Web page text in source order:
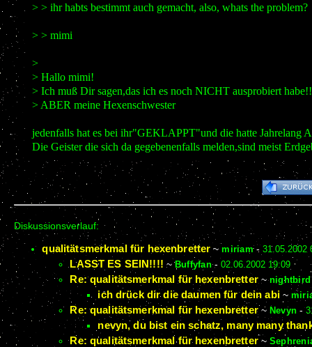
> > ihr habts bestimmt auch gemacht, also, whats the problem?
> > mimi
>
> Hallo mimi!
> Ich muß Dir sagen,das ich es noch NICHT ausprobiert
> ABER meine Hexenschwester
jedenfalls hat es bei ihr"GEKLAPPT"und die hatte Jahrelang
Die Geister die sich da gegebenenfalls melden,sind meist
Diskussionsverlauf:
qualitätsmerkmal für hexenbretter ~miriam- 31.05.2002
LASST ES SEIN!!!! ~Buffyfan-02.06.2002 19:09
Re: qualitätsmerkmal für hexenbretter~nightbird
ich drück dir die daumen für dein abi~
Re: qualitätsmerkmal für hexenbretter~ Nevyn -
nevyn, du bist ein schatz, many many
Re: qualitätsmerkmal für hexenbretter~